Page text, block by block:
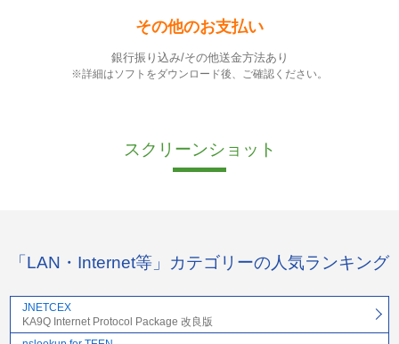
その他のお支払い
銀行振り込み/その他送金方法あり
※詳細はソフトをダウンロード後、ご確認ください。
スクリーンショット
「LAN・Internet等」カテゴリーの人気ランキング
JNETCEX
KA9Q Internet Protocol Package 改良版